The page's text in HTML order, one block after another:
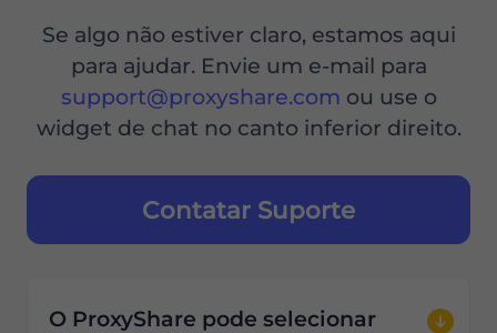
Se algo não estiver claro, estamos aqui
para ajudar. Envie um e-mail para
support@proxyshare.com ou use o
widget de chat no canto inferior direito.
Contatar Suporte
O ProxyShare pode selecionar